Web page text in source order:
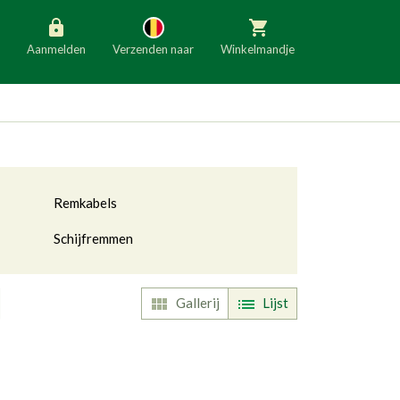
Aanmelden Verzenden naar
Ierland
Winkelmandje
Remkabels
Schijfremmen
Dropdown Gallerij Lijst